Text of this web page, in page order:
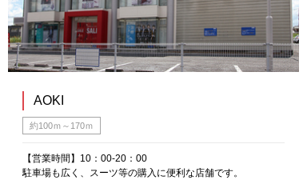
AOKI
約100ｍ～170ｍ
【営業時間】10：00-20：00
駐車場も広く、スーツ等の購入に便利な店舗です。